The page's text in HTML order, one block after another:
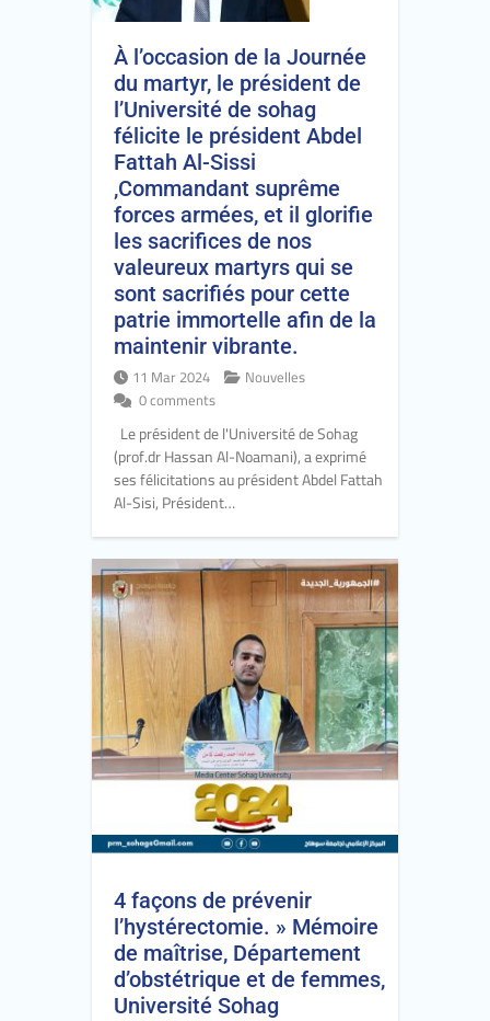
À l’occasion de la Journée
du martyr, le président de
l’Université de sohag
félicite le président Abdel
Fattah Al-Sissi
,Commandant suprême
forces armées, et il glorifie
les sacrifices de nos
valeureux martyrs qui se
sont sacrifiés pour cette
patrie immortelle afin de la
maintenir vibrante.
11 Mar 2024
Nouvelles
0 comments
Le président de l'Université de Sohag
(prof.dr Hassan Al-Noamani), a exprimé
ses félicitations au président Abdel Fattah
Al-Sisi, Président…
4 façons de prévenir
l’hystérectomie. » Mémoire
de maîtrise, Département
d’obstétrique et de femmes,
Université Sohag